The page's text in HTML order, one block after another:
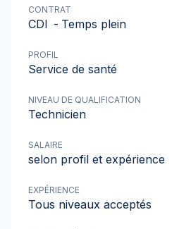
CONTRAT
CDI - Temps plein
PROFIL
Service de santé
NIVEAU DE QUALIFICATION
Technicien
SALAIRE
selon profil et expérience
EXPÉRIENCE
Tous niveaux acceptés